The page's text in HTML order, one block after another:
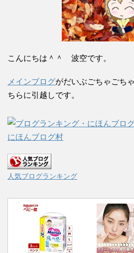
こんにちは＾＾ 波空です。
メインブログがだいぶごちゃごち
ちらに引越しです。
にほんブログ村
人気ブログランキング